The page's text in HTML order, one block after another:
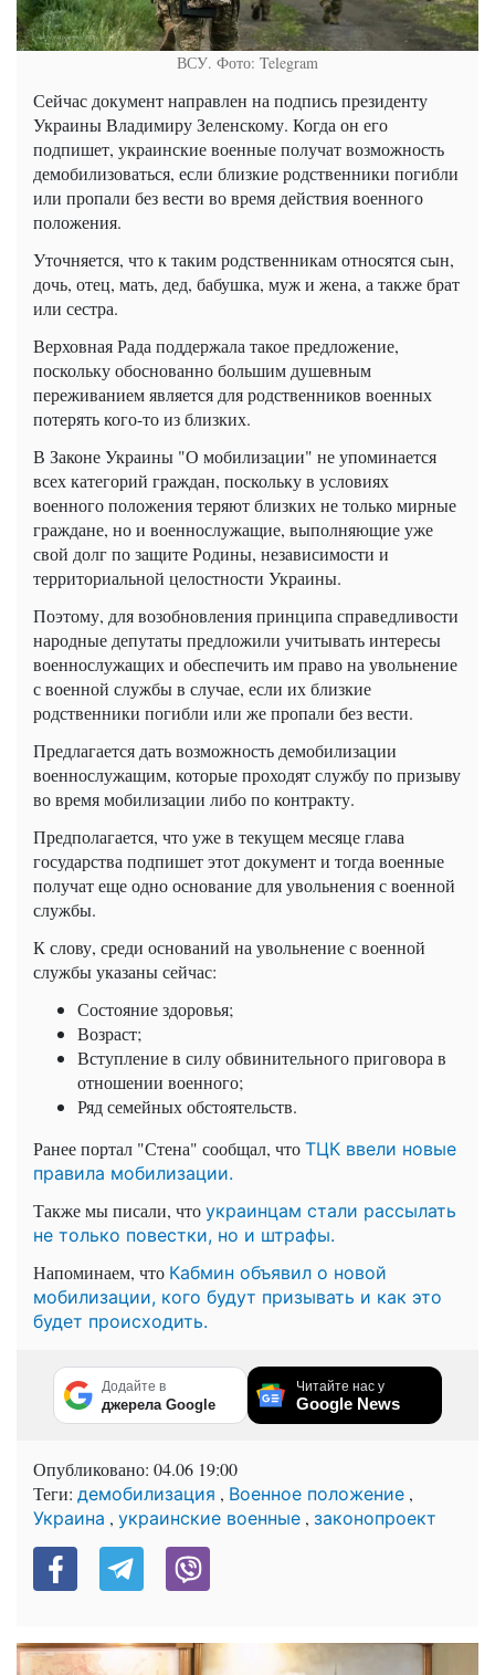
ВСУ. Фото: Telegram
Сейчас документ направлен на подпись президенту
Украины Владимиру Зеленскому. Когда он его
подпишет, украинские военные получат возможность
демобилизоваться, если близкие родственники погибли
или пропали без вести во время действия военного
положения.
Уточняется, что к таким родственникам относятся сын,
дочь, отец, мать, дед, бабушка, муж и жена, а также брат
или сестра.
Верховная Рада поддержала такое предложение,
поскольку обоснованно большим душевным
переживанием является для родственников военных
потерять кого-то из близких.
В Законе Украины "О мобилизации" не упоминается
всех категорий граждан, поскольку в условиях
военного положения теряют близких не только мирные
граждане, но и военнослужащие, выполняющие уже
свой долг по защите Родины, независимости и
территориальной целостности Украины.
Поэтому, для возобновления принципа справедливости
народные депутаты предложили учитывать интересы
военнослужащих и обеспечить им право на увольнение
с военной службы в случае, если их близкие
родственники погибли или же пропали без вести.
Предлагается дать возможность демобилизации
военнослужащим, которые проходят службу по призыву
во время мобилизации либо по контракту.
Предполагается, что уже в текущем месяце глава
государства подпишет этот документ и тогда военные
получат еще одно основание для увольнения с военной
службы.
К слову, среди оснований на увольнение с военной
службы указаны сейчас:
Состояние здоровья;
Возраст;
Вступление в силу обвинительного приговора в
отношении военного;
Ряд семейных обстоятельств.
Ранее портал "Стена" сообщал, что ТЦК ввели новые
правила мобилизации.
Также мы писали, что украинцам стали рассылать
не только повестки, но и штрафы.
Напоминаем, что Кабмин объявил о новой
мобилизации, кого будут призывать и как это
будет происходить.
Додайте в
джерела Google
Читайте нас у
Google News
Опубликовано: 04.06 19:00
Теги: демобилизация , Военное положение ,
Украина , украинские военные , законопроект